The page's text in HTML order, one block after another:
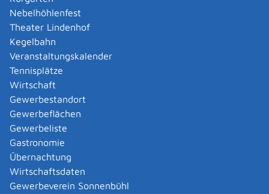
Nebelhöhlenfest
Theater Lindenhof
Kegelbahn
Veranstaltungskalender
Tennisplätze
Wirtschaft
Gewerbestandort
Gewerbeflächen
Gewerbeliste
Gastronomie
Übernachtung
Wirtschaftsdaten
Gewerbeverein Sonnenbühl
Das Vorhaben darf den Festsetzungen des
Bebauungsplans nicht widersprechen.
Es handelt sich um eines der folgenden
Bauvorhaben:
ein Wohngebäude
ein freistehendes Gebäude mit einer Höhe bis
zu 7 Meter und nicht mehr als zwei
der Landesbauordnung), ausgenommen
Gaststätten
ein freistehendes land- oder forstwirtschaftlich